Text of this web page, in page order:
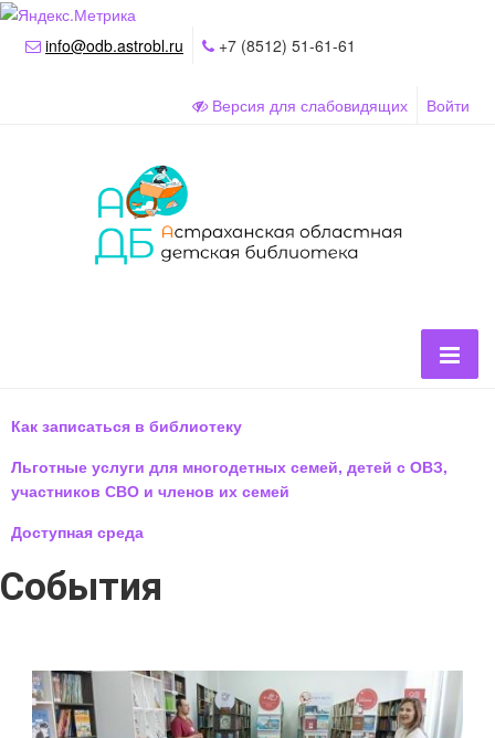
info@odb.astrobl.ru +7 (8512) 51-61-61
Версия для слабовидящих Войти
Как записаться в библиотеку
Льготные услуги для многодетных семей, детей с ОВЗ,
участников СВО и членов их семей
Доступная среда
События